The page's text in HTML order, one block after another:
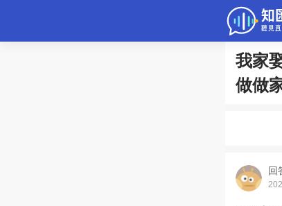
我家
做做
回
問答
綜合問題